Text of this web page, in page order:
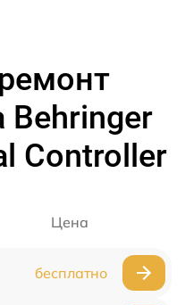
Behringer
Controller
Цена
бесплатно